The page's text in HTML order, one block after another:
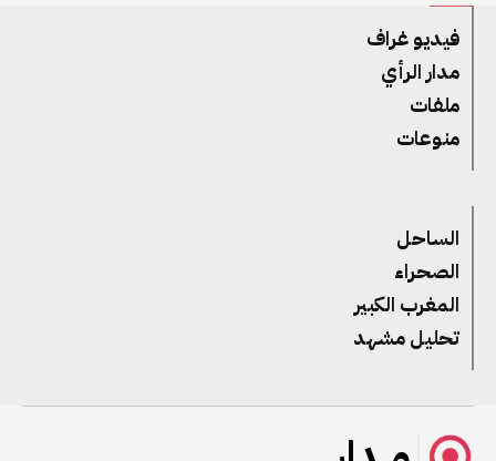
فيديو غراف
مدار الرأي
ملفات
منوعات
الساحل
الصحراء
المغرب الكبير
تحليل مشهد